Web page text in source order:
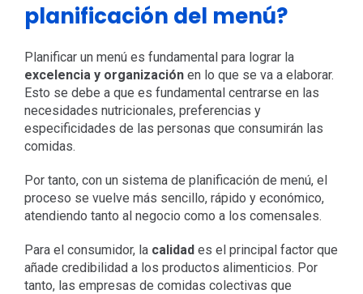
planificación del menú?
Planificar un menú es fundamental para lograr la
excelencia y organizaciónen lo que se va a elaborar.
Esto se debe a que es fundamental centrarse en las
necesidades nutricionales, preferencias y
especificidades de las personas que consumirán las
comidas.
Por tanto, con un sistema de planificación de menú, el
proceso se vuelve más sencillo, rápido y económico,
atendiendo tanto al negocio como a los comensales.
Para el consumidor, la calidades el principal factor que
añade credibilidad a los productos alimenticios. Por
tanto, las empresas de comidas colectivas que